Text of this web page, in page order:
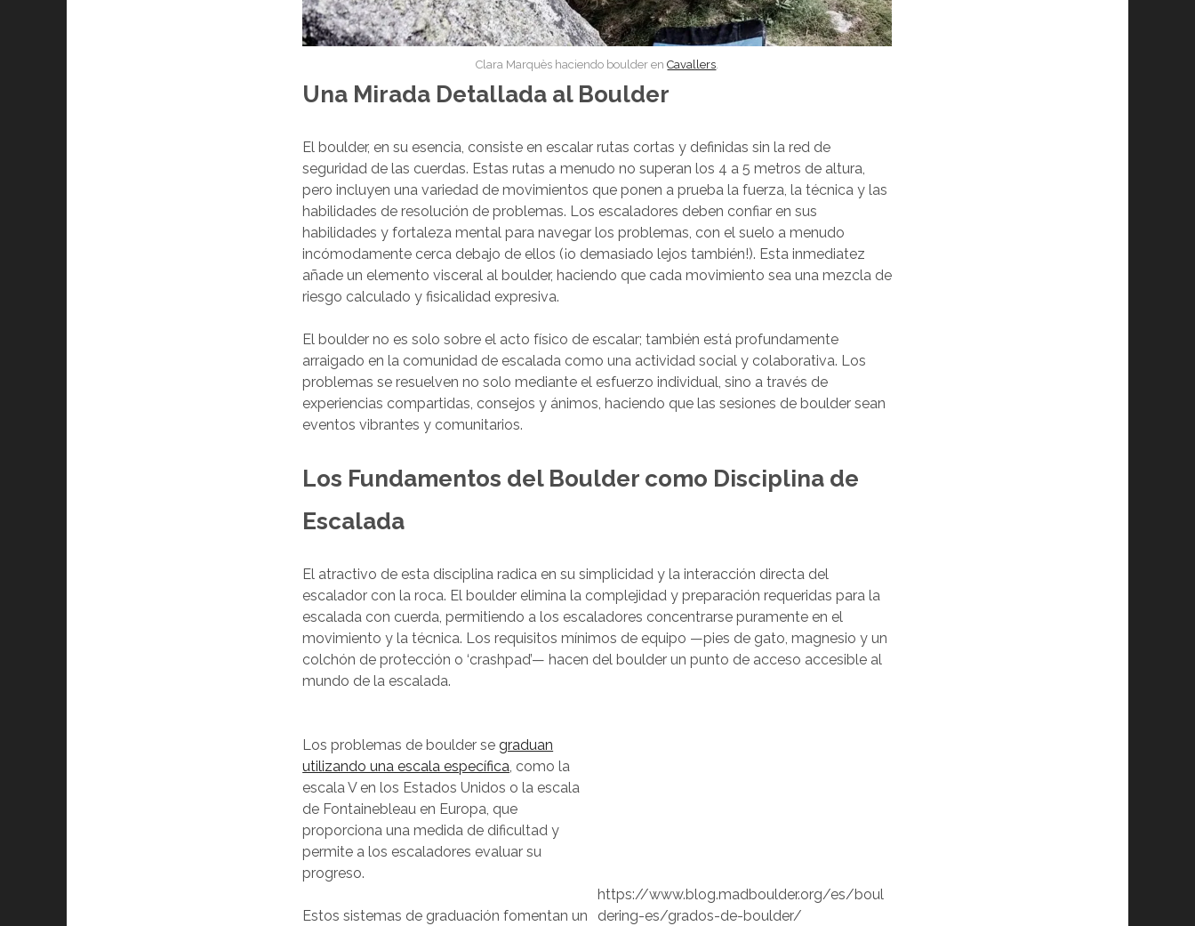
Clara Marquès haciendo boulder enCavallers.
Una Mirada Detallada al Boulder
El boulder, en su esencia, consiste en escalar rutas cortas y definidas sin la red de
seguridad de las cuerdas. Estas rutas a menudo no superan los 4 a 5 metros de altura,
pero incluyen una variedad de movimientos que ponen a prueba la fuerza, la técnica y las
habilidades de resolución de problemas. Los escaladores deben confiar en sus
habilidades y fortaleza mental para navegar los problemas, con el suelo a menudo
incómodamente cerca debajo de ellos (¡o demasiado lejos también!). Esta inmediatez
añade un elemento visceral al boulder, haciendo que cada movimiento sea una mezcla de
riesgo calculado y fisicalidad expresiva.
El boulder no es solo sobre el acto físico de escalar; también está profundamente
arraigado en la comunidad de escalada como una actividad social y colaborativa. Los
problemas se resuelven no solo mediante el esfuerzo individual, sino a través de
experiencias compartidas, consejos y ánimos, haciendo que las sesiones de boulder sean
eventos vibrantes y comunitarios.
Los Fundamentos del Boulder como Disciplina de
Escalada
El atractivo de esta disciplina radica en su simplicidad y la interacción directa del
escalador con la roca. El boulder elimina la complejidad y preparación requeridas para la
escalada con cuerda, permitiendo a los escaladores concentrarse puramente en el
movimiento y la técnica. Los requisitos mínimos de equipo —pies de gato, magnesio y un
colchón de protección o ‘crashpad’— hacen del boulder un punto de acceso accesible al
mundo de la escalada.
Los problemas de boulder segraduan
utilizando una escala específica, como la
escala V en los Estados Unidos o la escala
de Fontainebleau en Europa, que
proporciona una medida de dificultad y
permite a los escaladores evaluar su
progreso.
Estos sistemas de graduación fomentan un
https://www.blog.madboulder.org/es/boul
dering-es/grados-de-boulder/